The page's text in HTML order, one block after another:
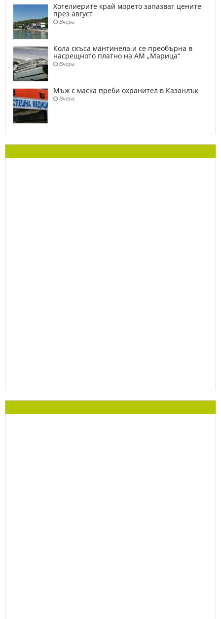
Хотелиерите край морето запазват цените
през август
Вчера
Кола скъса мантинела и се преобърна в
насрещното платно на АМ „Марица“
Вчера
Мъж с маска преби охранител в Казанлък
Вчера